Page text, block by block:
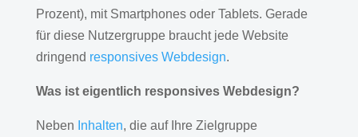
Prozent), mit Smartphones oder Tablets. Gerade
für diese Nutzergruppe braucht jede Website
dringend responsives Webdesign.
Was ist eigentlich responsives Webdesign?
Neben Inhalten, die auf Ihre Zielgruppe